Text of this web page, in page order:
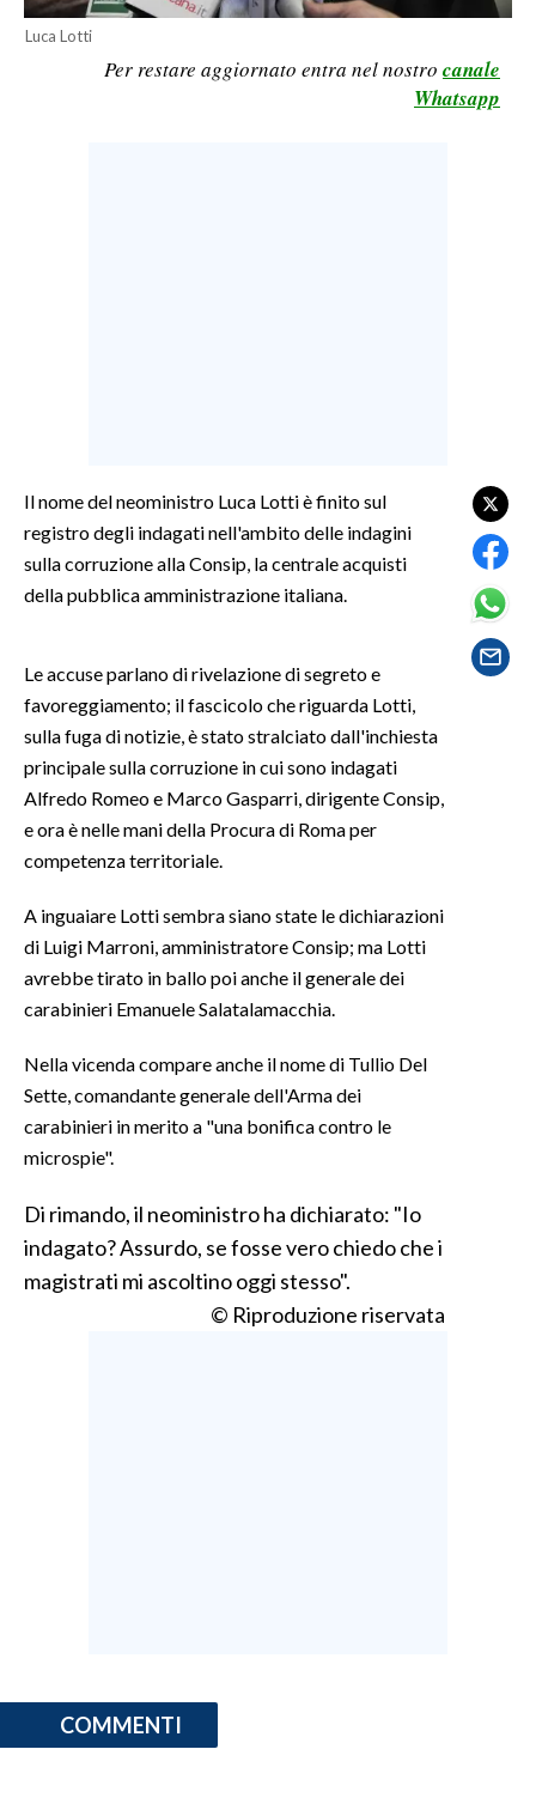
LAVORO
CULTURA
SPETTACOLI
SALUTE
SARDEGNA TURISMO
NOTIZIE
#CARAUNIONE
3 MINUTI CON
INSULARITÀ
INFO AZIENDE
ABBONATI
PUBBLICITÀ
Luca Lotti
Per restare aggiornato entra nel nostro canale
Whatsapp
Il nome del neoministro Luca Lotti è finito sul
registro degli indagati nell'ambito delle indagini
sulla corruzione alla Consip, la centrale acquisti
della pubblica amministrazione italiana.
Le accuse parlano di rivelazione di segreto e
favoreggiamento; il fascicolo che riguarda Lotti,
sulla fuga di notizie, è stato stralciato dall'inchiesta
principale sulla corruzione in cui sono indagati
Alfredo Romeo e Marco Gasparri, dirigente Consip,
e ora è nelle mani della Procura di Roma per
competenza territoriale.
A inguaiare Lotti sembra siano state le dichiarazioni
di Luigi Marroni, amministratore Consip; ma Lotti
avrebbe tirato in ballo poi anche il generale dei
carabinieri Emanuele Salatalamacchia.
Nella vicenda compare anche il nome di Tullio Del
Sette, comandante generale dell'Arma dei
carabinieri in merito a "una bonifica contro le
microspie".
Di rimando, il neoministro ha dichiarato: "Io
indagato? Assurdo, se fosse vero chiedo che i
magistrati mi ascoltino oggi stesso".
© Riproduzione riservata
COMMENTI